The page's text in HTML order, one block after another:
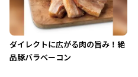
ダイレクトに広がる肉の旨み！絶
品豚バラベーコン